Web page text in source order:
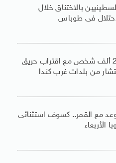
بالاختناق خلال
فى طوباس
إجلاء أكثر من 20 ألف شخص مع اقتراب حريق
من بلدات غرب كندا
مع القمر.. كسوف استثنائى
الأربعاء